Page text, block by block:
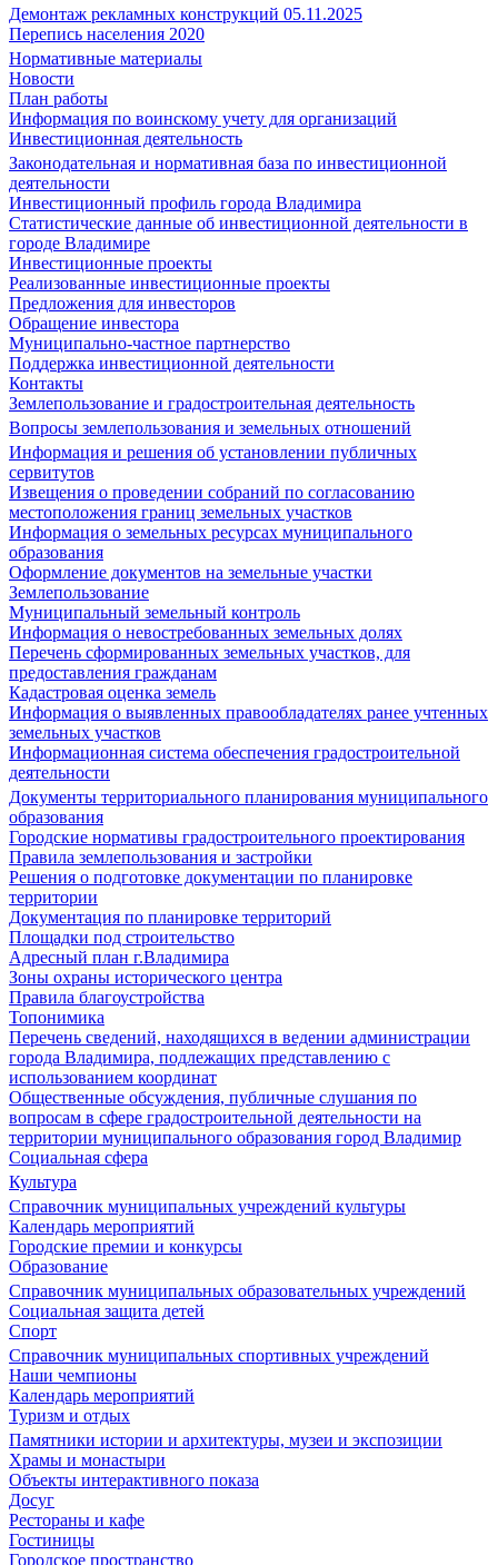
Демонтаж рекламных конструкций 05.11.2025
Перепись населения 2020
Нормативные материалы
Новости
План работы
Информация по воинскому учету для организаций
Инвестиционная деятельность
Законодательная и нормативная база по инвестиционной
деятельности
Инвестиционный профиль города Владимира
Статистические данные об инвестиционной деятельности в
городе Владимире
Инвестиционные проекты
Реализованные инвестиционные проекты
Предложения для инвесторов
Обращение инвестора
Муниципально-частное партнерство
Поддержка инвестиционной деятельности
Контакты
Землепользование и градостроительная деятельность
Вопросы землепользования и земельных отношений
Информация и решения об установлении публичных
сервитутов
Извещения о проведении собраний по согласованию
местоположения границ земельных участков
Информация о земельных ресурсах муниципального
образования
Оформление документов на земельные участки
Землепользование
Муниципальный земельный контроль
Информация о невостребованных земельных долях
Перечень сформированных земельных участков, для
предоставления гражданам
Кадастровая оценка земель
Информация о выявленных правообладателях ранее учтенных
земельных участков
Информационная система обеспечения градостроительной
деятельности
Документы территориального планирования муниципального
образования
Городские нормативы градостроительного проектирования
Правила землепользования и застройки
Решения о подготовке документации по планировке
территории
Документация по планировке территорий
Площадки под строительство
Адресный план г.Владимира
Зоны охраны исторического центра
Правила благоустройства
Топонимика
Перечень сведений, находящихся в ведении администрации
города Владимира, подлежащих представлению с
использованием координат
Общественные обсуждения, публичные слушания по
вопросам в сфере градостроительной деятельности на
территории муниципального образования город Владимир
Социальная сфера
Культура
Справочник муниципальных учреждений культуры
Календарь мероприятий
Городские премии и конкурсы
Образование
Справочник муниципальных образовательных учреждений
Социальная защита детей
Спорт
Справочник муниципальных спортивных учреждений
Наши чемпионы
Календарь мероприятий
Туризм и отдых
Памятники истории и архитектуры, музеи и экспозиции
Храмы и монастыри
Объекты интерактивного показа
Досуг
Рестораны и кафе
Гостиницы
Городское пространство